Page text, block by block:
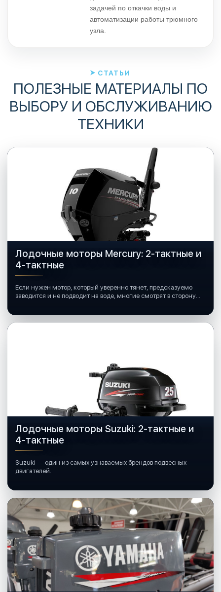
задачей по откачки воды и
автоматизации работы трюмного
узла.
СТАТЬИ
ПОЛЕЗНЫЕ МАТЕРИАЛЫ ПО
ВЫБОРУ И ОБСЛУЖИВАНИЮ
ТЕХНИКИ
Лодочные моторы Mercury: 2-тактные и
4-тактные
Если нужен мотор, который уверенно тянет, предсказуемо
заводится и не подводит на воде, многие смотрят в сторону
Лодочные моторы Suzuki: 2-тактные и
4-тактные
Suzuki — один из самых узнаваемых брендов подвесных
двигателей.